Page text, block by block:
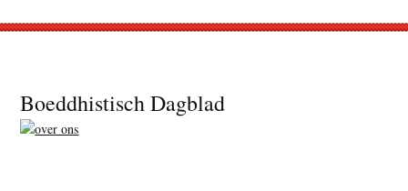
Footer
Boeddhistisch Dagblad